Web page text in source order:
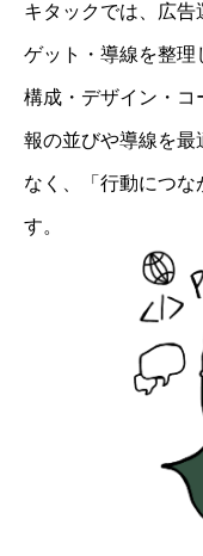
キタックでは、広
ゲット・導線を整理
構成・デザイン・コ
報の並びや導線を最
なく、「行動につな
す。